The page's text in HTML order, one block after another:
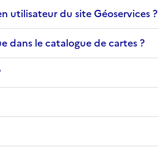
utilisateur du site Géoservices ?
dans le catalogue de cartes ?